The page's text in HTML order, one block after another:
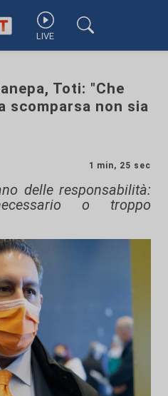
LIVE
Toti: "Che
scomparsa non sia
1 min, 25 sec
delle responsabilità:
o troppo